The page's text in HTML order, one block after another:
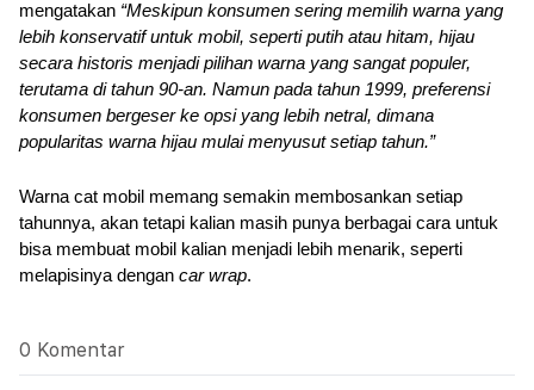
mengatakan “Meskipun konsumen sering memilih warna yang
lebih konservatif untuk mobil, seperti putih atau hitam, hijau
secara historis menjadi pilihan warna yang sangat populer,
terutama di tahun 90-an. Namun pada tahun 1999, preferensi
konsumen bergeser ke opsi yang lebih netral, dimana
popularitas warna hijau mulai menyusut setiap tahun.”
Warna cat mobil memang semakin membosankan setiap
tahunnya, akan tetapi kalian masih punya berbagai cara untuk
bisa membuat mobil kalian menjadi lebih menarik, seperti
melapisinya dengan car wrap.
0 Komentar